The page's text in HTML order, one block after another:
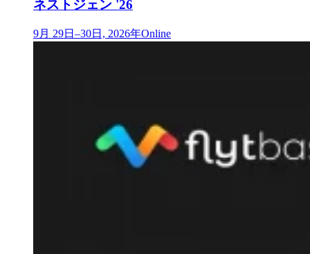
ネストジェン '26
9月 29日–30日, 2026年Online